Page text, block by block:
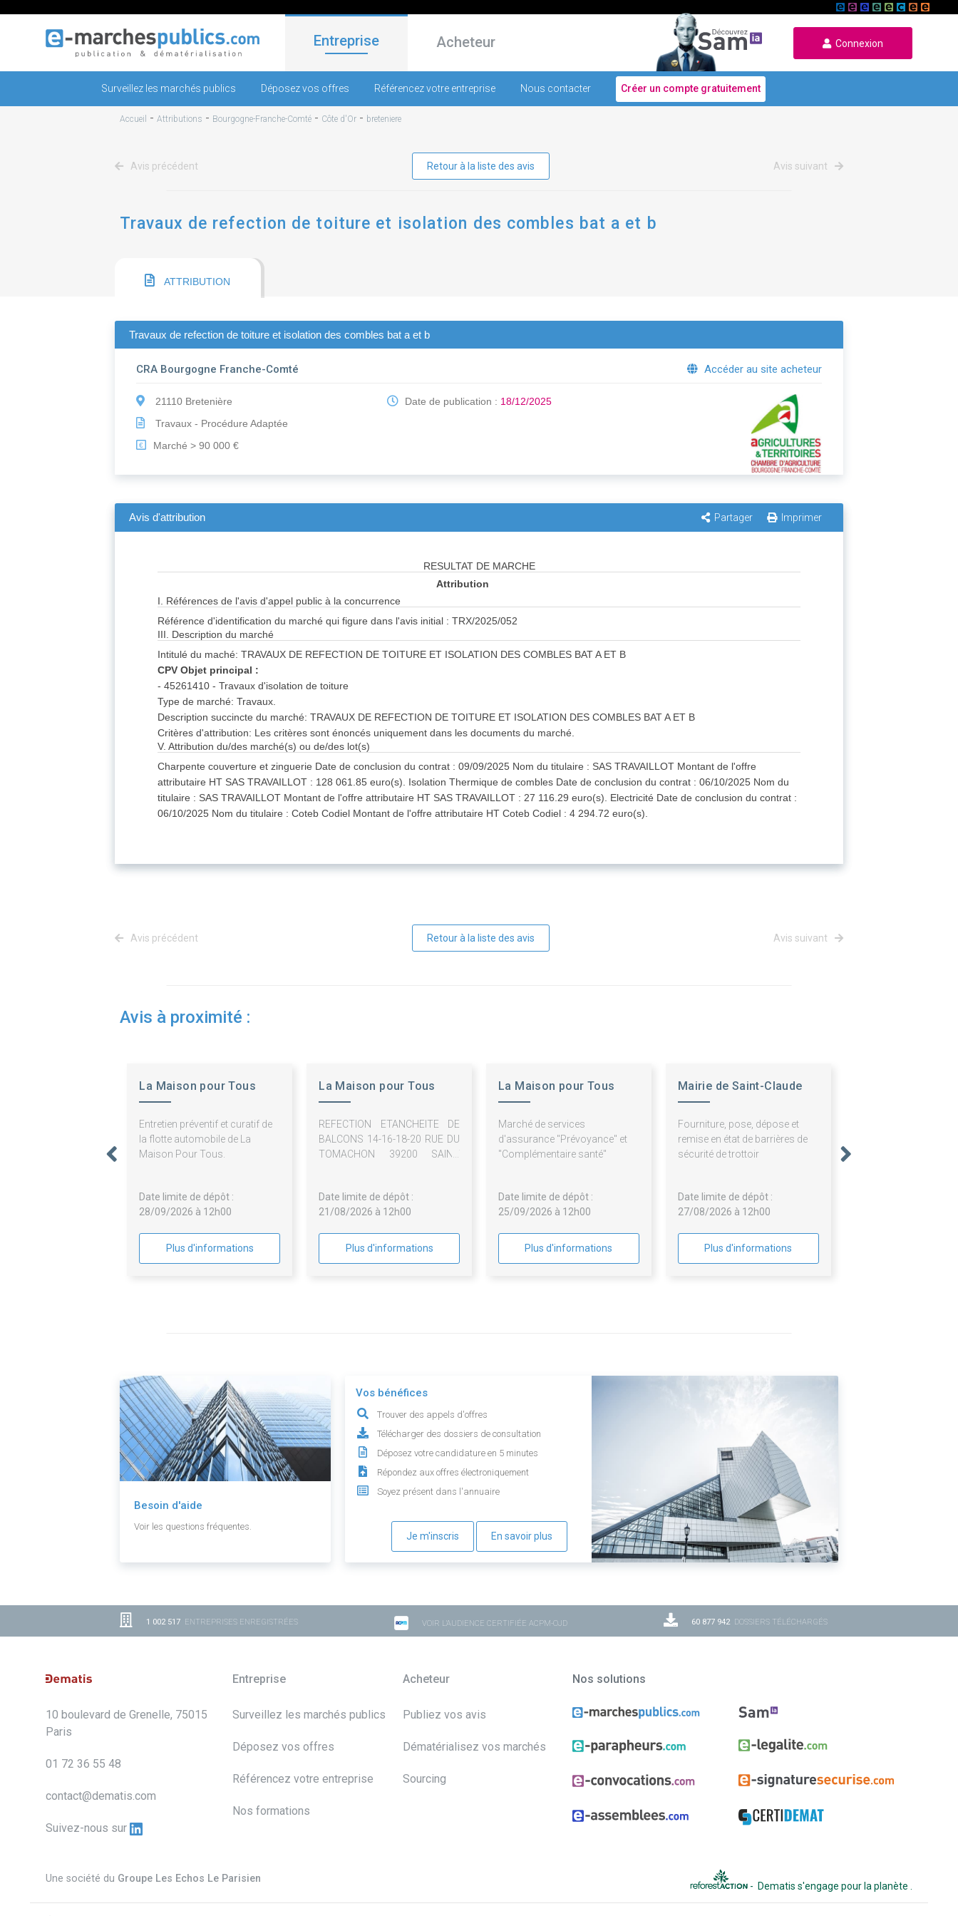
Entreprise Acheteur Connexion
Surveillez les marchés publics Déposez vos offres Référencez votre entreprise Nous contacter Créer un compte gratuitement
Accueil - Attributions - Bourgogne-Franche-Comté - Côte d'Or - breteniere
Avis précédent Retour à la liste des avis Avis suivant
Travaux de refection de toiture et isolation des combles bat a et b
ATTRIBUTION
Travaux de refection de toiture et isolation des combles bat a et b
CRA Bourgogne Franche-Comté Accéder au site acheteur
21110 Bretenière
Travaux - Procédure Adaptée
€ Marché > 90 000 €
Date de publication : 18/12/2025
Avis d'attribution Partager Imprimer
RESULTAT DE MARCHE
Attribution
I. Références de l'avis d'appel public à la concurrence
Référence d'identification du marché qui figure dans l'avis initial : TRX/2025/052
III. Description du marché
Intitulé du maché: TRAVAUX DE REFECTION DE TOITURE ET ISOLATION DES COMBLES BAT A ET B
CPV Objet principal :
- 45261410 - Travaux d'isolation de toiture
Type de marché: Travaux.
Description succincte du marché: TRAVAUX DE REFECTION DE TOITURE ET ISOLATION DES COMBLES BAT A ET B
Critères d'attribution: Les critères sont énoncés uniquement dans les documents du marché.
V. Attribution du/des marché(s) ou de/des lot(s)
Charpente couverture et zinguerie Date de conclusion du contrat : 09/09/2025 Nom du titulaire : SAS TRAVAILLOT Montant de l'offre
attributaire HT SAS TRAVAILLOT : 128 061.85 euro(s). Isolation Thermique de combles Date de conclusion du contrat : 06/10/2025 Nom du
titulaire : SAS TRAVAILLOT Montant de l'offre attributaire HT SAS TRAVAILLOT : 27 116.29 euro(s). Electricité Date de conclusion du contrat :
06/10/2025 Nom du titulaire : Coteb Codiel Montant de l'offre attributaire HT Coteb Codiel : 4 294.72 euro(s).
Avis précédent Retour à la liste des avis Avis suivant
Avis à proximité :
La Maison pour Tous
Entretien préventif et curatif de
la flotte automobile de La
Maison Pour Tous.
Date limite de dépôt :
28/09/2026 à 12h00
Plus d'informations
La Maison pour Tous
REFECTION ETANCHEITE DE
BALCONS 14-16-18-20 RUE DU
TOMACHON 39200 SAINT
Date limite de dépôt :
21/08/2026 à 12h00
Plus d'informations
La Maison pour Tous
Marché de services
d'assurance "Prévoyance" et
"Complémentaire santé"
Date limite de dépôt :
25/09/2026 à 12h00
Plus d'informations
Mairie de Saint-Claude
Fourniture, pose, dépose et
remise en état de barrières de
sécurité de trottoir
Date limite de dépôt :
27/08/2026 à 12h00
Plus d'informations
Besoin d'aide
Voir les questions fréquentes.
Vos bénéfices
Trouver des appels d'offres
Télécharger des dossiers de consultation
Déposez votre candidature en 5 minutes
Répondez aux offres électroniquement
Soyez présent dans l'annuaire
Je m'inscris En savoir plus
1 002 517 ENTREPRISES ENREGISTRÉES VOIR L'AUDIENCE CERTIFIÉE ACPM-OJD 60 877 942DOSSIERS TÉLÉCHARGÉS
10 boulevard de Grenelle, 75015
Paris
01 72 36 55 48
contact@dematis.com
Suivez-nous sur
Entreprise
Surveillez les marchés publics
Déposez vos offres
Référencez votre entreprise
Nos formations
Acheteur
Publiez vos avis
Dématérialisez vos marchés
Sourcing
Nos solutions
Une société du Groupe Les Echos Le Parisien
- Dematis s'engage pour la planète